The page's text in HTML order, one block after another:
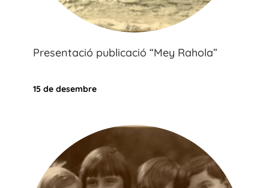
Presentació publicació “Mey Rahola”
15 de desembre